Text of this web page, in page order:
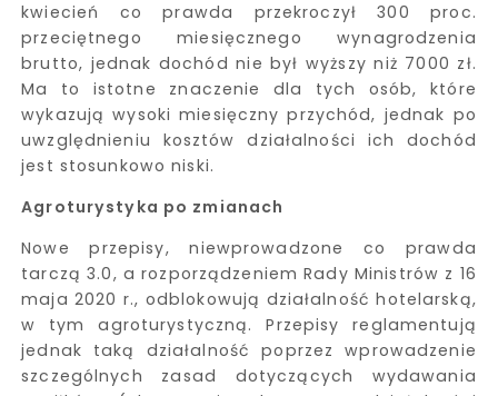
kwiecień co prawda przekroczył 300 proc.
przeciętnego miesięcznego wynagrodzenia
brutto, jednak dochód nie był wyższy niż 7000 zł.
Ma to istotne znaczenie dla tych osób, które
wykazują wysoki miesięczny przychód, jednak po
uwzględnieniu kosztów działalności ich dochód
jest stosunkowo niski.
Agroturystyka po zmianach
Nowe przepisy, niewprowadzone co prawda
tarczą 3.0, a rozporządzeniem Rady Ministrów z 16
maja 2020 r., odblokowują działalność hotelarską,
w tym agroturystyczną. Przepisy reglamentują
jednak taką działalność poprzez wprowadzenie
szczególnych zasad dotyczących wydawania